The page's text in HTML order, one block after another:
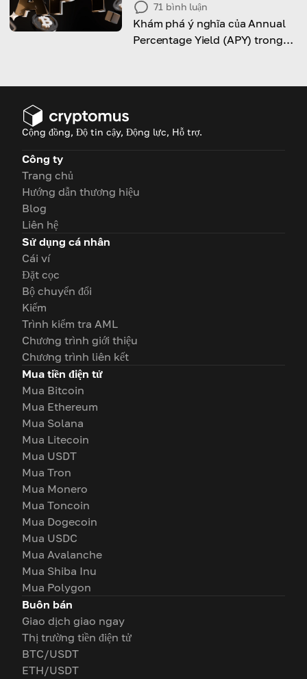
71 bình luận
Khám phá ý nghĩa của Annual
Percentage Yield (APY) trong
Cộng đồng, Độ tin cậy, Động lực, Hỗ trợ.
Công ty
Trang chủ
Hướng dẫn thương hiệu
Blog
Liên hệ
Sử dụng cá nhân
Cái ví
Đặt cọc
Bộ chuyển đổi
Kiếm
Trình kiểm tra AML
Chương trình giới thiệu
Chương trình liên kết
Mua tiền điện tử
Mua Bitcoin
Mua Ethereum
Mua Solana
Mua Litecoin
Mua USDT
Mua Tron
Mua Monero
Mua Toncoin
Mua Dogecoin
Mua USDC
Mua Avalanche
Mua Shiba Inu
Mua Polygon
Buôn bán
Giao dịch giao ngay
Thị trường tiền điện tử
BTC/USDT
ETH/USDT